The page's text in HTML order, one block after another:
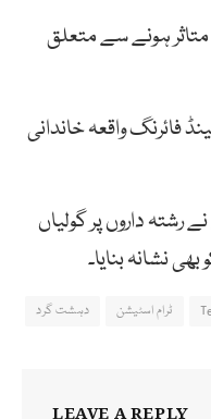
ہونے سے متعلق
فائرنگ واقعہ خاندانی
داروں پر گولیاں
نشانہ بنایا۔
ٹرام اسٹیشن
دہشت گرد